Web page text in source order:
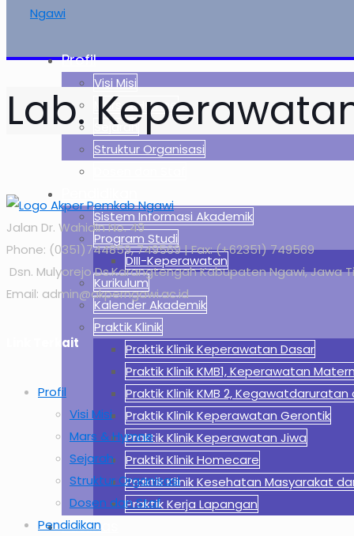
Profil
Visi Misi
Mars & Hymne
Sejarah
Struktur Organisasi
Sistem Informasi Akademik
Program Studi
DIII-Keperawatan
Kurikulum
Kalender Akademik
Praktik Klinik
Praktik Klinik Keperawatan Dasar
Praktik Klinik KMB1, Keperawatan
Praktik Klinik KMB 2, Kegawatdaruratan
Praktik Klinik Keperawatan Gerontik
Praktik Klinik Keperawatan Jiwa
Praktik Klinik Homecare
Praktik Klinik Kesehatan Masyarakat
Praktik Kerja Lapangan
Fasilitas
Lab.
Jalan Dr. Wahidin No. 49
Phone: (0351)744859, 749569 | Fax: (+62351) 749569
Dsn. Mulyorejo Ds.Karangtengah Kabupaten Ngawi, Jawa
Email: admin@akperngawi.ac.id
Link Terkait
Profil
Visi Misi
Mars & Hymne
Sejarah
Struktur Organisasi
Dosen dan Staf
Pendidikan